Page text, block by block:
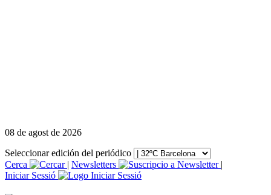
08 de agost de 2026
Seleccionar edición del periódico
Cerca
| Newsletters
|
Iniciar Sessió